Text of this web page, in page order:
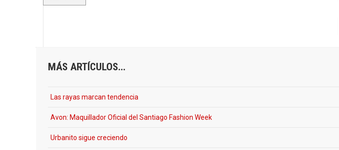
MÁS ARTÍCULOS...
Las rayas marcan tendencia
Avon: Maquillador Oficial del Santiago Fashion Week
Urbanito sigue creciendo